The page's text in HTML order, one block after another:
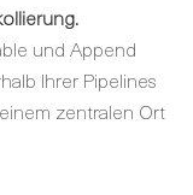
und Append
Ihrer Pipelines
zentralen Ort